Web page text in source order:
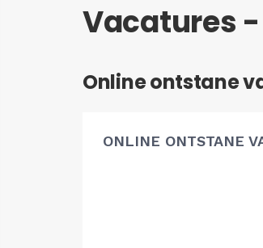
Vacatures
Online ontstane
ONLINE ONTSTANE